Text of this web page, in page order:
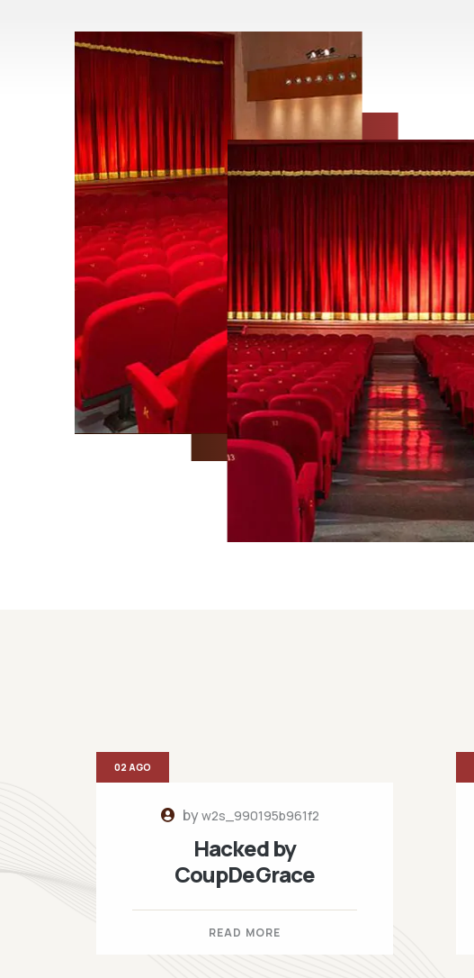
byw2s_990195b961f2
Hacked by
CoupDeGrace
READ MORE
02 AGO